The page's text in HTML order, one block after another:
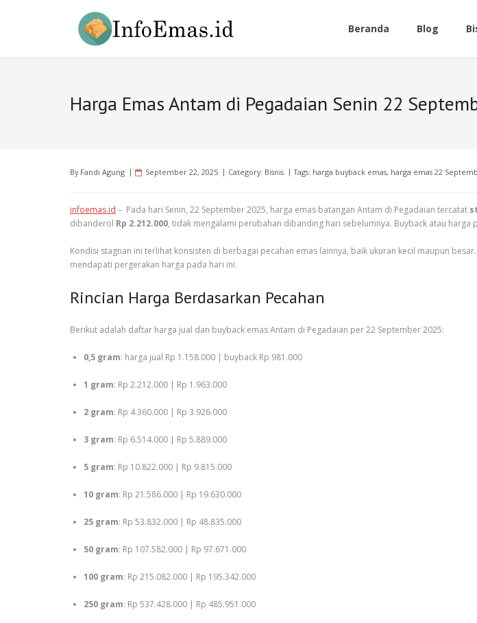
Beranda Blog
Harga Emas Antam di Pegadaian Senin 22
By Fandi Agung September 22, 2025 Category: Bisnis Tags: harga buyback emas, harga emas 22
infoemas.id – Pada hari Senin, 22 September 2025, harga emas batangan Antam di Pegadaian tercatat
dibanderol Rp 2.212.000, tidak mengalami perubahan dibanding hari sebelumnya. Buyback atau
Kondisi stagnan ini terlihat konsisten di berbagai pecahan emas lainnya, baik ukuran kecil maupun
mendapati pergerakan harga pada hari ini.
Rincian Harga Berdasarkan Pecahan
Berikut adalah daftar harga jual dan buyback emas Antam di Pegadaian per 22 September 2025:
0,5 gram: harga jual Rp 1.158.000 | buyback Rp 981.000
1 gram: Rp 2.212.000 | Rp 1.963.000
2 gram: Rp 4.360.000 | Rp 3.926.000
3 gram: Rp 6.514.000 | Rp 5.889.000
5 gram: Rp 10.822.000 | Rp 9.815.000
10 gram: Rp 21.586.000 | Rp 19.630.000
25 gram: Rp 53.832.000 | Rp 48.835.000
50 gram: Rp 107.582.000 | Rp 97.671.000
100 gram: Rp 215.082.000 | Rp 195.342.000
250 gram: Rp 537.428.000 | Rp 485.951.000